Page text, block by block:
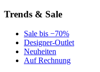
Trends & Sale
Sale bis −70%
Designer-Outlet
Neuheiten
Auf Rechnung